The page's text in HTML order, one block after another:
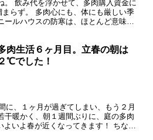
。 飲み代を浮かせて、多肉購入資金に
らず。 多肉心にも、体にも厳しい季
ールハウスの防寒は、ほとんど意味が
肉生活６ヶ月目。立春の朝は
２℃でした！
に、１ヶ月が過ぎてしまい、もう２月
干暖かく、朝１週間ぶりに、庭の多肉
いよ春が近くなってきます！ ちなみ